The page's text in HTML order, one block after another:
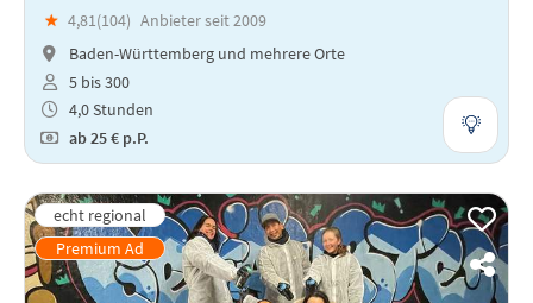
★ 4,81(104) Anbieter seit 2009
Baden-Württemberg und mehrere Orte
5 bis 300
4,0 Stunden
ab25 € p.P.